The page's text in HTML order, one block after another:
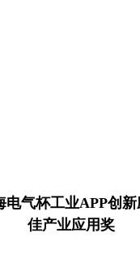
电气杯工业APP创
佳产业应用奖